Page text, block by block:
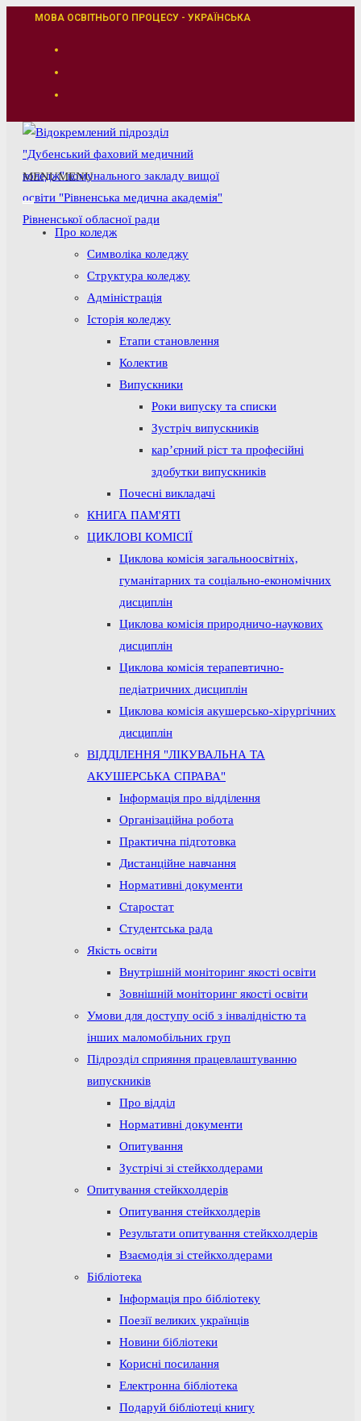
ПерейтиМОВА ОСВІТНЬОГО ПРОЦЕСУ - УКРАЇНСЬКА
MENUMENU
Про коледж
Символіка коледжу
Структура коледжу
Адміністрація
Історія коледжу
Етапи становлення
Колектив
Випускники
Роки випуску та списки
Зустріч випускників
кар’єрний ріст та професійні
здобутки випускників
Почесні викладачі
КНИГА ПАМ'ЯТІ
ЦИКЛОВІ КОМІСІЇ
Циклова комісія загальноосвітніх,
гуманітарних та соціально-економічних
дисциплін
Циклова комісія природничо-наукових
дисциплін
Циклова комісія терапевтично-
педіатричних дисциплін
Циклова комісія акушерсько-хірургічних
дисциплін
ВІДДІЛЕННЯ "ЛІКУВАЛЬНА ТА
АКУШЕРСЬКА СПРАВА"
Інформація про відділення
Організаційна робота
Практична підготовка
Дистанційне навчання
Нормативні документи
Старостат
Студентська рада
Якість освіти
Внутрішній моніторинг якості освіти
Зовнішній моніторинг якості освіти
Умови для доступу осіб з інвалідністю та
інших маломобільних груп
Підрозділ сприяння працевлаштуванню
випускників
Про відділ
Нормативні документи
Опитування
Зустрічі зі стейкхолдерами
Опитування стейкхолдерів
Опитування стейкхолдерів
Результати опитування стейкхолдерів
Взаємодія зі стейкхолдерами
Бібліотека
Інформація про бібліотеку
Поезії великих українців
Новини бібліотеки
Корисні посилання
Електронна бібліотека
Подаруй бібліотеці книгу